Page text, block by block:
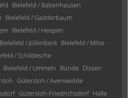
Bielefeld / Babenhausen
Bielefeld / Gadderbaum
Bielefeld / Heepen
Bielefeld / Jöllenbeck Bielefeld / Milse
/ Schildesche
Bielefeld / Ummeln Bünde Dissen
Gütersloh / Avenwedde
Gütersloh-Friedrichsdorf Halle